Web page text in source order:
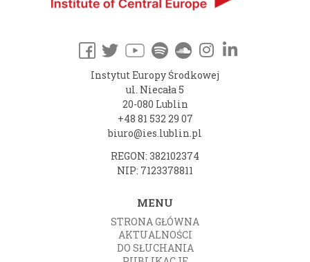
Instytut Europy Środkowej
ul. Niecała 5
20-080 Lublin
+48 81 532 29 07
biuro@ies.lublin.pl
REGON: 382102374
NIP: 7123378811
MENU
STRONA GŁÓWNA
AKTUALNOŚCI
DO SŁUCHANIA